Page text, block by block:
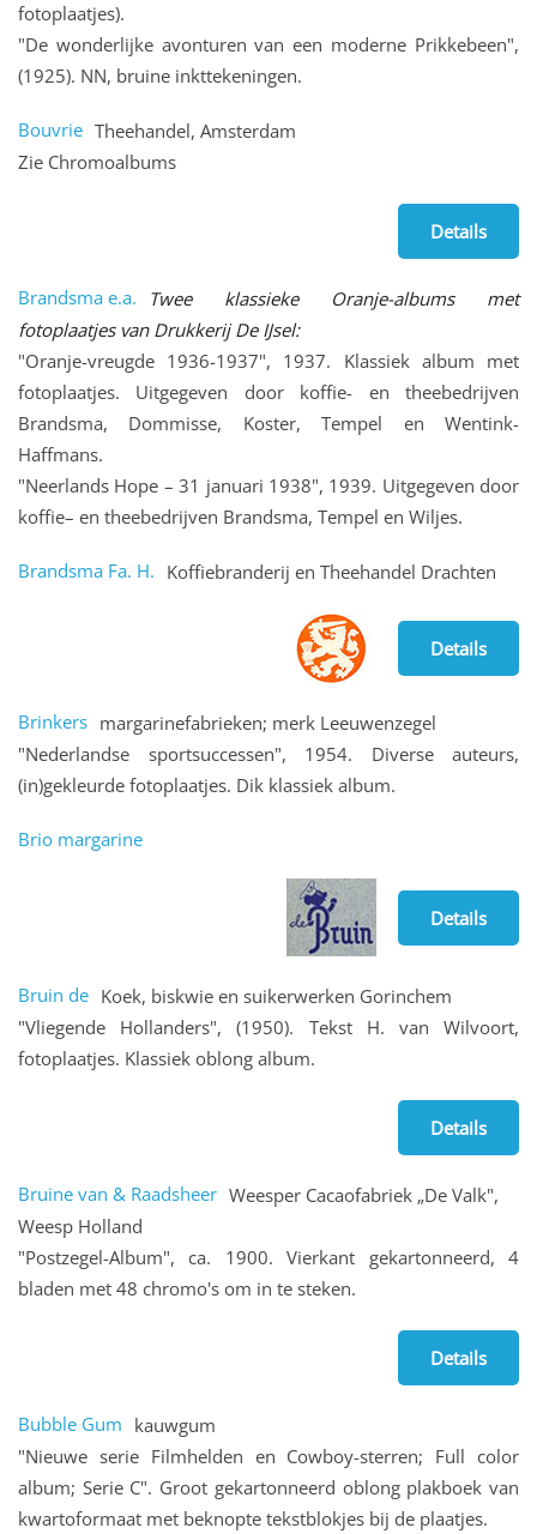
fotoplaatjes).
"De wonderlijke avonturen van een moderne Prikkebeen",
(1925). NN, bruine inkttekeningen.
Bouvrie Theehandel, Amsterdam
Zie Chromoalbums
Details
Brandsma e.a.
Twee klassieke Oranje-albums met
fotoplaatjes van Drukkerij De IJsel:
"Oranje-vreugde 1936-1937", 1937. Klassiek album met
fotoplaatjes. Uitgegeven door koffie- en theebedrijven
Brandsma, Dommisse, Koster, Tempel en Wentink-
Haffmans.
"Neerlands Hope – 31 januari 1938", 1939. Uitgegeven door
koffie– en theebedrijven Brandsma, Tempel en Wiljes.
Brandsma Fa. H. Koffiebranderij en Theehandel Drachten
Details
Brinkers margarinefabrieken; merk Leeuwenzegel
"Nederlandse sportsuccessen", 1954. Diverse auteurs,
(in)gekleurde fotoplaatjes. Dik klassiek album.
Brio margarine
Details
Bruin de Koek, biskwie en suikerwerken Gorinchem
"Vliegende Hollanders", (1950). Tekst H. van Wilvoort,
fotoplaatjes. Klassiek oblong album.
Details
Bruine van & Raadsheer Weesper Cacaofabriek „De Valk",
Weesp Holland
"Postzegel-Album", ca. 1900. Vierkant gekartonneerd, 4
bladen met 48 chromo's om in te steken.
Details
Bubble Gum kauwgum
"Nieuwe serie Filmhelden en Cowboy-sterren; Full color
album; Serie C". Groot gekartonneerd oblong plakboek van
kwartoformaat met beknopte tekstblokjes bij de plaatjes.